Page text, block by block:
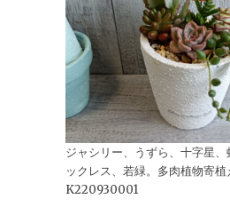
ジャシリー、うずら、十字星
ックレス、若緑。多肉植物寄植
K220930001